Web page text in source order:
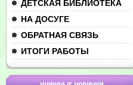
ДЕТСКАЯ БИБЛИОТЕКА
НА ДОСУГЕ
ОБРАТНАЯ СВЯЗЬ
ИТОГИ РАБОТЫ